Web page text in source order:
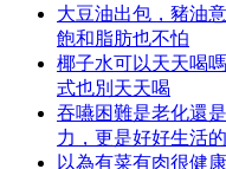
大豆油出包，豬油
飽和脂肪也不怕
椰子水可以天天喝
式也別天天喝
吞嚥困難是老化還
力，更是好好生活
以為有菜有肉很健